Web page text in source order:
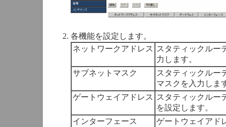
各機能を設定します。
ネットワークアドレス スタティックルー
力します。
サブネットマスク
スタティックルー
マスクを入力しま
ゲートウェイアドレス スタティックルー
を設定します。
インターフェース
ゲートウェイアド